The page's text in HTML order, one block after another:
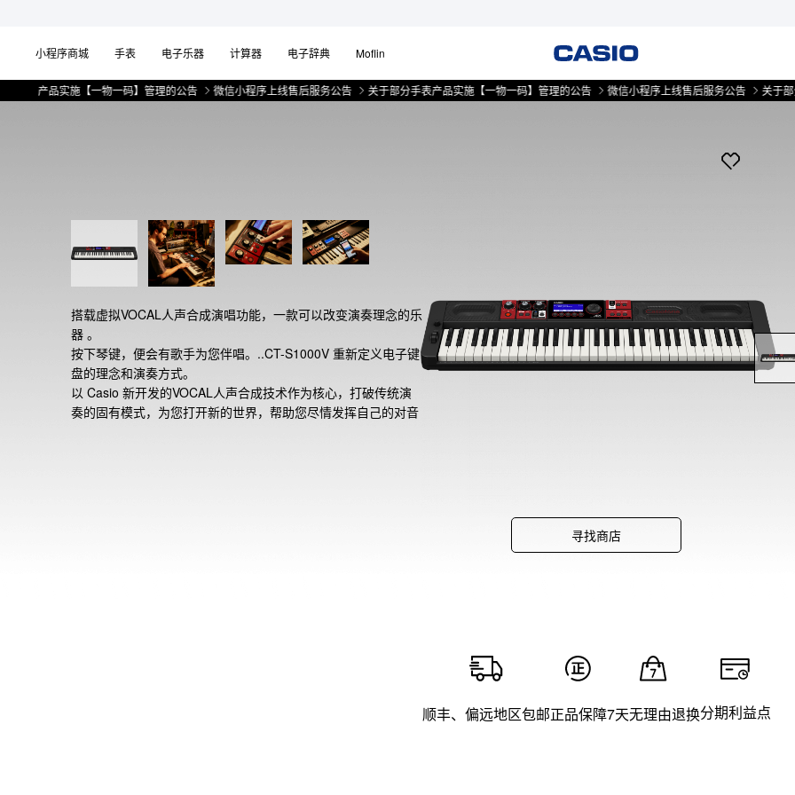
小程序商城 手表 电子乐器 计算器 电子辞典 Moflin
品实施【一物一码】管理的公告 微信小程序上线售后服务公告 关于部分手表产品实施【一物一码】管理的公告 微信小程序上线售后服务公告 关于部分手表
搭载虚拟VOCAL人声合成演唱功能，一款可以改变演奏理念的乐
器 。
按下琴键，便会有歌手为您伴唱。..CT-S1000V 重新定义电子键
盘的理念和演奏方式。
以 Casio 新开发的VOCAL人声合成技术作为核心，打破传统演
奏的固有模式，为您打开新的世界，帮助您尽情发挥自己的对音
寻找商店
顺丰、偏远地区包邮正品保障7天无理由退换分期利益点